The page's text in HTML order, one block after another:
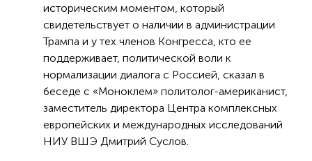
историческим моментом, который
свидетельствует о наличии в администрации
Трампа и у тех членов Конгресса, кто ее
поддерживает, политической воли к
нормализации диалога с Россией, сказал в
беседе с «Моноклем» политолог-американист,
заместитель директора Центра комплексных
европейских и международных исследований
НИУ ВШЭ Дмитрий Суслов.